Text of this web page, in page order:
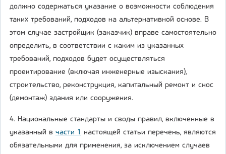
должно содержаться указание о возможности соблюдения
таких требований, подходов на альтернативной основе. В
этом случае застройщик (заказчик) вправе самостоятельно
определить, в соответствии с каким из указанных
требований, подходов будет осуществляться
проектирование (включая инженерные изыскания),
строительство, реконструкция, капитальный ремонт и снос
(демонтаж) здания или сооружения.
4. Национальные стандарты и своды правил, включенные в
указанный в части 1 настоящей статьи перечень, являются
обязательными для применения, за исключением случаев